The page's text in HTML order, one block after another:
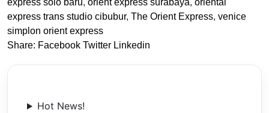
express solo baru, orient express surabaya, oriental
express trans studio cibubur, The Orient Express, venice
simplon orient express
Share: Facebook Twitter Linkedin
Hot News!